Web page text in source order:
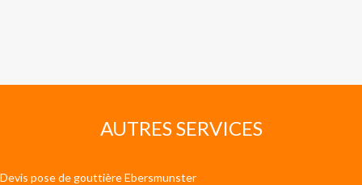
AUTRES SERVICES
Devis pose de gouttière Ebersmunster